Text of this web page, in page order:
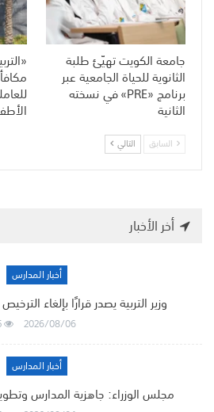
جامعة الكويت تهيّئ طلبة
الثانوية للحياة الجامعية عبر
برنامج «PRE» في نسخته
الثانية
السابق التالي
أخر الأخبار
أخبار المدارس
وزير التربية يصدر قرارًا بإلغاء
2026/08/06
أخبار المدارس
مجلس الوزراء: جاهزية المدارس